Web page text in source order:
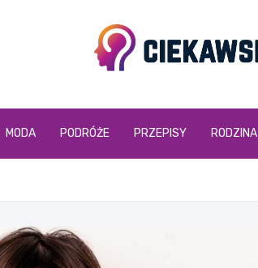
ciekawski.pl
MODA PODRÓŻE PRZEPISY RODZINA